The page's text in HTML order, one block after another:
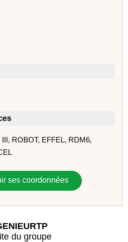
ROBOT, EFFEL, RDM6,
ses coordonnées
du groupe